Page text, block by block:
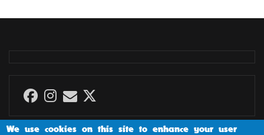
We use cookies on this site to enhance your user